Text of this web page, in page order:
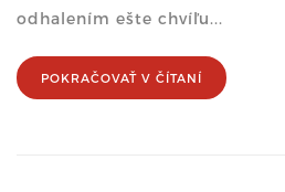
odhalením ešte chvíľu...
POKRAČOVAŤ V ČÍTANÍ